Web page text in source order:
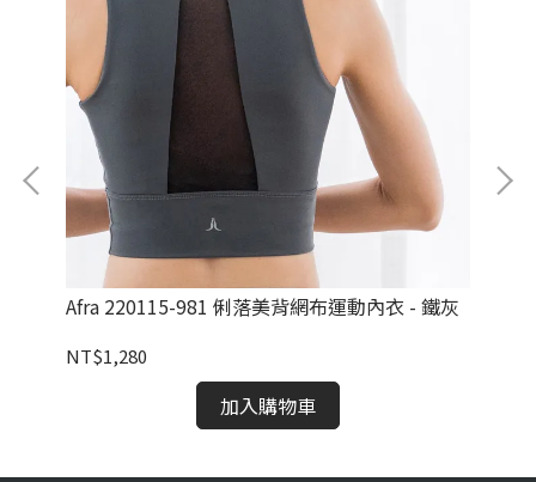
Afra 220115-981 俐落美背網布運動內衣 - 鐵灰
NT$1,280
加入購物車